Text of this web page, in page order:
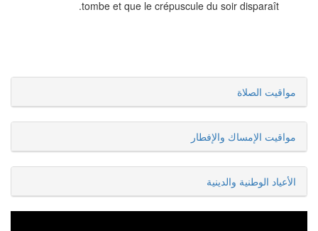
tombe et que le crépuscule du soir disparaît.
مواقيت الصلاة
مواقيت الإمساك والإفطار
الأعياد الوطنية والدينية